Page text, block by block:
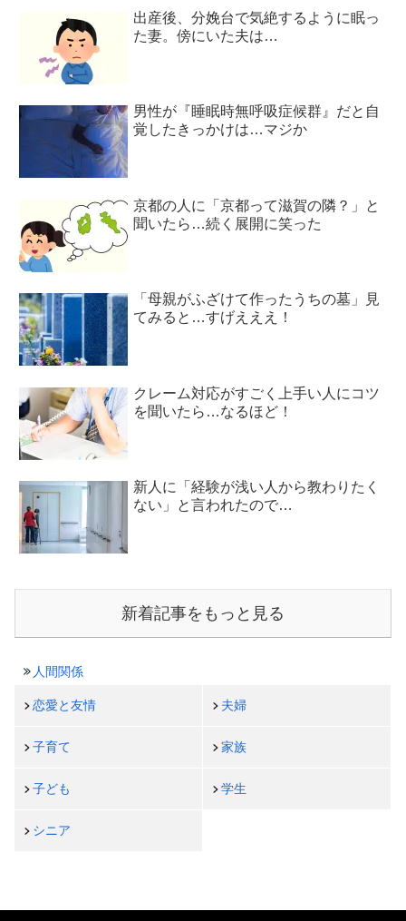
出産後、分娩台で気絶するように眠っ
た妻。傍にいた夫は…
男性が『睡眠時無呼吸症候群』だと自
覚したきっかけは…マジか
京都の人に「京都って滋賀の隣？」と
聞いたら…続く展開に笑った
「母親がふざけて作ったうちの墓」見
てみると…すげえええ！
クレーム対応がすごく上手い人にコツ
を聞いたら…なるほど！
新人に「経験が浅い人から教わりたく
ない」と言われたので…
新着記事をもっと見る
人間関係
恋愛と友情 夫婦
子育て 家族
子ども 学生
シニア